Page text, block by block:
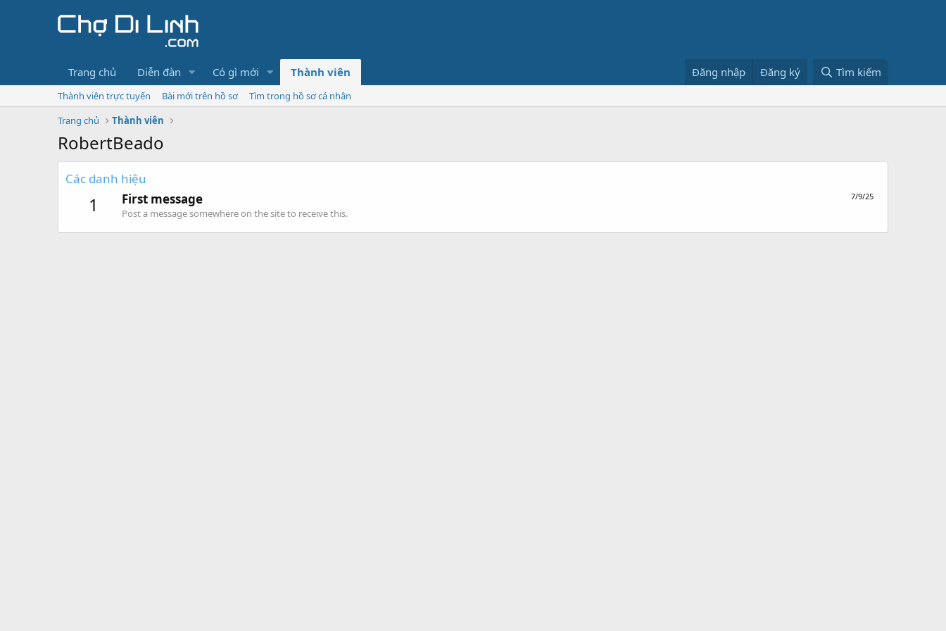
Trang chủ Diễn đàn Có gì mới Thành viên Đăng nhập Đăng ký Tìm kiếm
Thành viên trực tuyến Bài mới trên hồ sơ
Tìm trong hồ sơ cá nhân
Trang chủ
Thành viên
RobertBeado
Các danh hiệu
1 7/9/25
First message
Post a message somewhere on the site to receive this.